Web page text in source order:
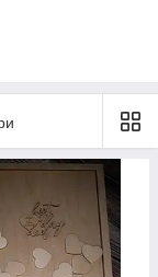
та
побажань.
або пишуть
унікальну
та дорогих